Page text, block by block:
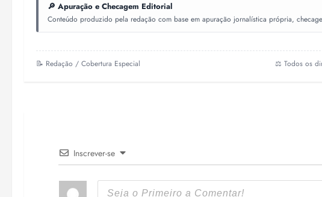
🔎 Apuração e Checagem Editorial
Conteúdo produzido pela redação com base em apuração jornalística própria,
📝 Redação / Cobertura Especial ⚖️ Todos os
Inscrever-se